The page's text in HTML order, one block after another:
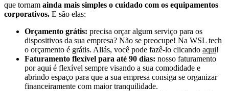
que tornam ainda mais simples o cuidado com os equipamentos
corporativos. E são elas:
Orçamento grátis: precisa orçar algum serviço para os
dispositivos da sua empresa? Não se preocupe! Na WSL tech
o orçamento é grátis. Aliás, você pode fazê-lo clicando aqui!
Faturamento flexível para até 90 dias: nosso faturamento
por aqui é flexível sempre visando a sua comodidade e
abrindo espaço para que a sua empresa consiga se organizar
financeiramente com maior tranquilidade.